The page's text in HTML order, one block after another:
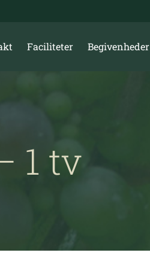
Faciliteter Begivenheder
1 tv